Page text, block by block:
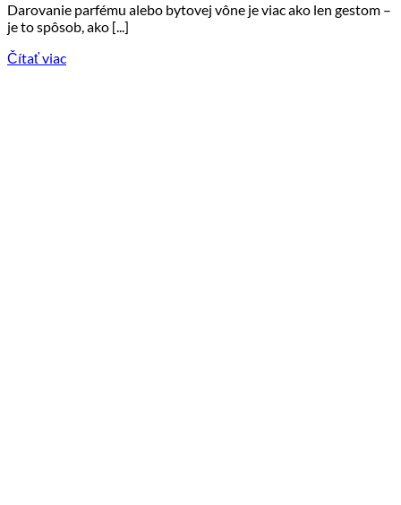
Darovanie parfému alebo bytovej vône je viac ako len gestom –
je to spôsob, ako [...]
Čítať viac